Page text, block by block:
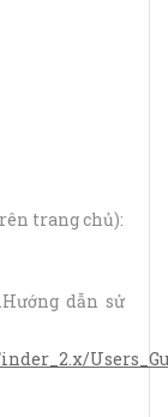
trang chủ):
dẫn sử